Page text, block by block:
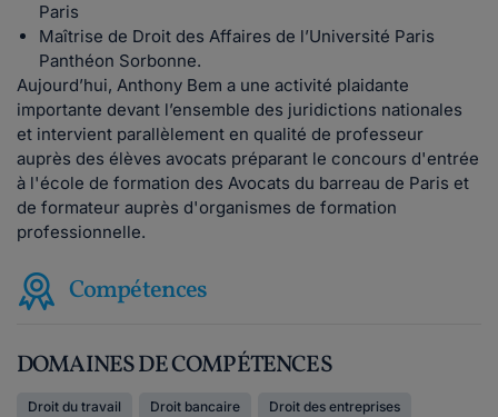
Paris
Maîtrise de Droit des Affaires de l’Université Paris
Panthéon Sorbonne.
Aujourd’hui, Anthony Bem a une activité plaidante
importante devant l’ensemble des juridictions nationales
et intervient parallèlement en qualité de professeur
auprès des élèves avocats préparant le concours d'entrée
à l'école de formation des Avocats du barreau de Paris et
de formateur auprès d'organismes de formation
professionnelle.
Compétences
DOMAINES DE COMPÉTENCES
Droit du travail Droit bancaire Droit des entreprises